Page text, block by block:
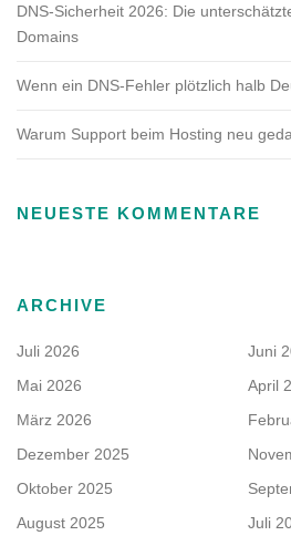
DNS-Sicherheit 2026: Die
Domains
Wenn ein DNS-Fehler plötzlich halb
Warum Support beim Hosting neu
NEUESTE KOMMENTARE
ARCHIVE
Juli 2026
Juni
Mai 2026
April
März 2026
Dezember 2025
Oktober 2025
August 2025
Juli